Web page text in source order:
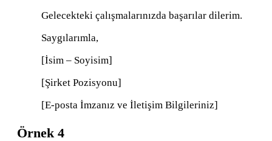
Gelecekteki çalışmalarınızda başarılar dilerim.
Saygılarımla,
[İsim – Soyisim]
[Şirket Pozisyonu]
[E-posta İmzanız ve İletişim Bilgileriniz]
Örnek 4